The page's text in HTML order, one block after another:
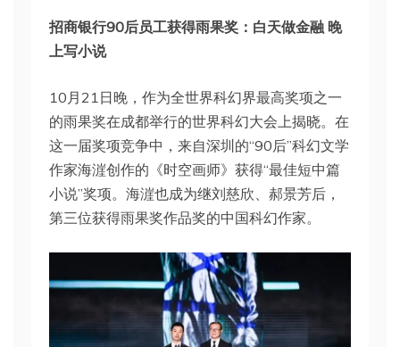
招商银行90后员工获得雨果奖： 白天做金融 晚
上写小说
10月21日晚，作为全世界科幻界最高奖项之一
的雨果奖在成都举行的世界科幻大会上揭晓。在
这一届奖项竞争中，来自深圳的“90后”科幻文学
作家海漄创作的《时空画师》获得“最佳短中篇
小说”奖项。海漄也成为继刘慈欣、郝景芳后，
第三位获得雨果奖作品奖的中国科幻作家。